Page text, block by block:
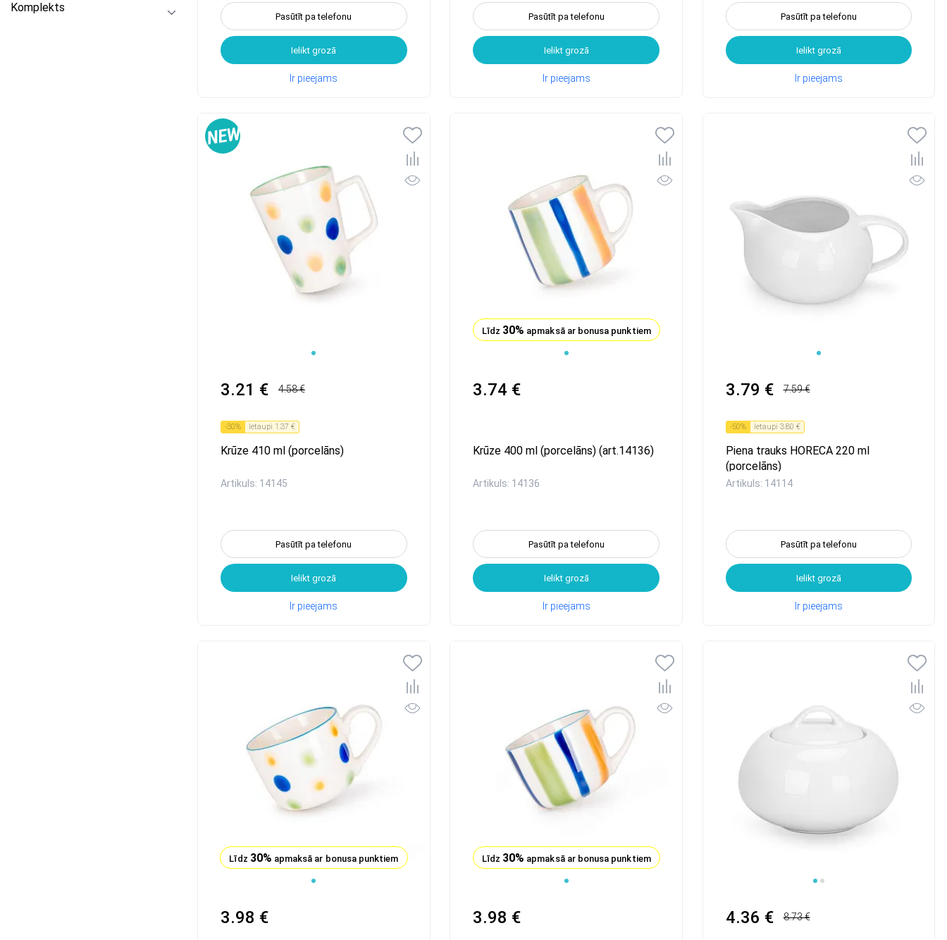
Komplekts
Pasūtīt pa telefonu
Ielikt grozā
Ir pieejams
Pasūtīt pa telefonu
Ielikt grozā
Ir pieejams
Pasūtīt pa telefonu
Ielikt grozā
Ir pieejams
3.21 € 4.58 €
-30% Ietaupi 1.37 €
Krūze 410 ml (porcelāns)
Artikuls: 14145
Pasūtīt pa telefonu
Ielikt grozā
Ir pieejams
Līdz 30% apmaksā ar bonusa punktiem
3.74 €
Krūze 400 ml (porcelāns) (art.14136)
Artikuls: 14136
Pasūtīt pa telefonu
Ielikt grozā
Ir pieejams
3.79 € 7.59 €
-50% Ietaupi 3.80 €
Piena trauks HORECA 220 ml
(porcelāns)
Artikuls: 14114
Pasūtīt pa telefonu
Ielikt grozā
Ir pieejams
Līdz 30% apmaksā ar bonusa punktiem
3.98 €
Līdz 30% apmaksā ar bonusa punktiem
3.98 € 4.36 € 8.73 €